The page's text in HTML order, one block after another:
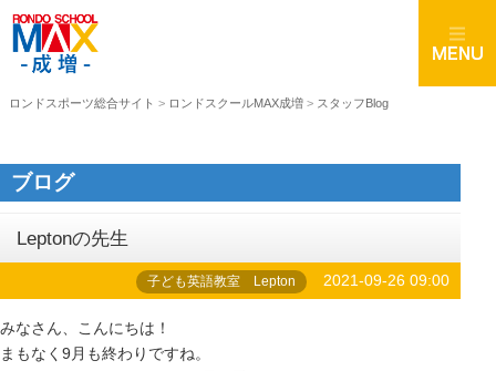
ロンドスポーツ総合サイト > ロンドスクールMAX成増 > スタッフBlog
ブログ
Leptonの先生
子ども英語教室 Lepton 2021-09-26 09:00
みなさん、こんにちは！
まもなく9月も終わりですね。